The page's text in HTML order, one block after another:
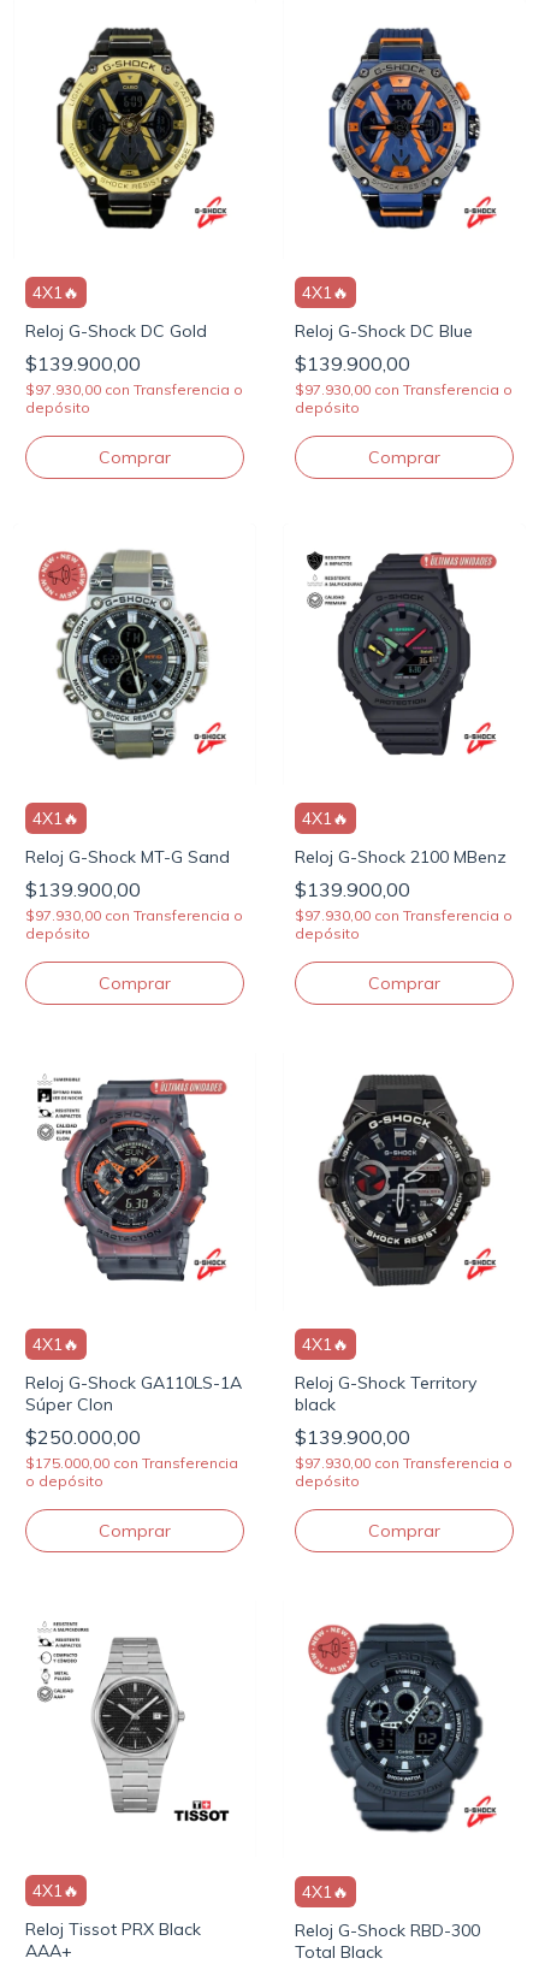
4X1🔥
Reloj G-Shock DC Gold
$139.900,00
$97.930,00 con Transferencia o
depósito
4X1🔥
Reloj G-Shock DC Blue
$139.900,00
$97.930,00 con Transferencia o
depósito
4X1🔥
Reloj G-Shock MT-G Sand
$139.900,00
$97.930,00 con Transferencia o
depósito
4X1🔥
Reloj G-Shock 2100 MBenz
$139.900,00
$97.930,00 con Transferencia o
depósito
4X1🔥
Reloj G-Shock GA110LS-1A
Súper Clon
$250.000,00
$175.000,00 con Transferencia
o depósito
4X1🔥
Reloj G-Shock Territory
black
$139.900,00
$97.930,00 con Transferencia o
depósito
4X1🔥
Reloj Tissot PRX Black
AAA+
4X1🔥
Reloj G-Shock RBD-300
Total Black